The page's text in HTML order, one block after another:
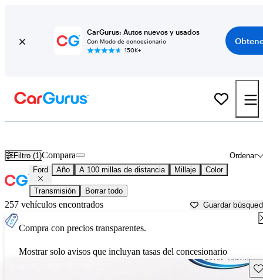
CarGurus: Autos nuevos y usados
Con Modo de concesionario
150K+
Filtro (1) Ordenar
Compara
Ford Año A 100 millas de distancia Millaje Color
Transmisión Borrar todo
257 vehículos encontrados Guardar
Compra con precios transparentes.
Mostrar solo avisos que incluyan tasas del concesionario